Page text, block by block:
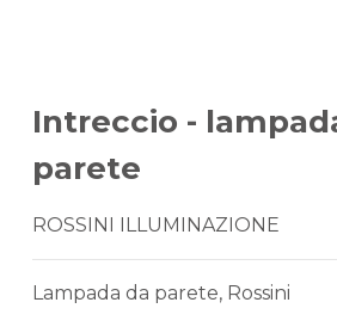
Intreccio -
parete
ROSSINI ILLUMINAZIONE
Lampada da parete, Rossini